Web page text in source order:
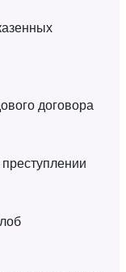
договора